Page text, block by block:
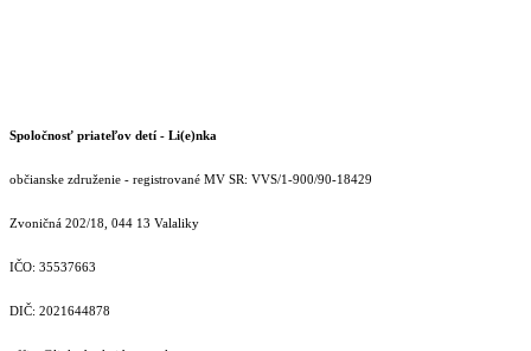
Spoločnosť priateľov detí - Li(e)nka
občianske združenie - registrované MV SR: VVS/1-900/90-18429
Zvoničná 202/18, 044 13 Valaliky
IČO: 35537663
DIČ: 2021644878